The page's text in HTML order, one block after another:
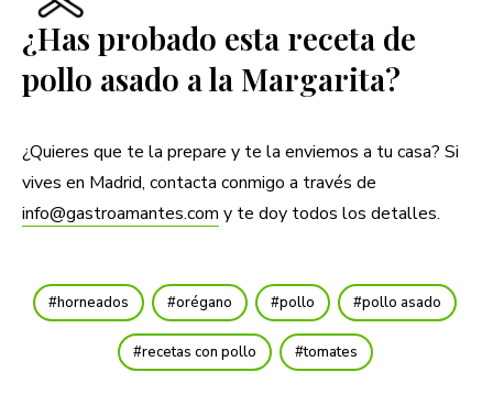
¿Has probado esta receta de
pollo asado a la Margarita?
¿Quieres que te la prepare y te la enviemos a tu casa? Si
vives en Madrid, contacta conmigo a través de
info@gastroamantes.com y te doy todos los detalles.
horneados orégano pollo pollo asado
recetas con pollo tomates